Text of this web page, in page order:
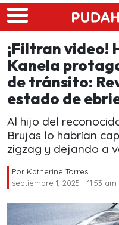
Skip to main content
¡Filtran video!
Kanela
de tránsito:
estado de
Al hijo del
Brujas lo habrían
zigzag y dejando a
Por Katherine Torres
septiembre 1, 2025 - 11:53 am